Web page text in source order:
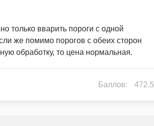
только вварить пороги с одной
же помимо порогов с обеих сторон
обработку, то цена нормальная.
Баллов: 472.5